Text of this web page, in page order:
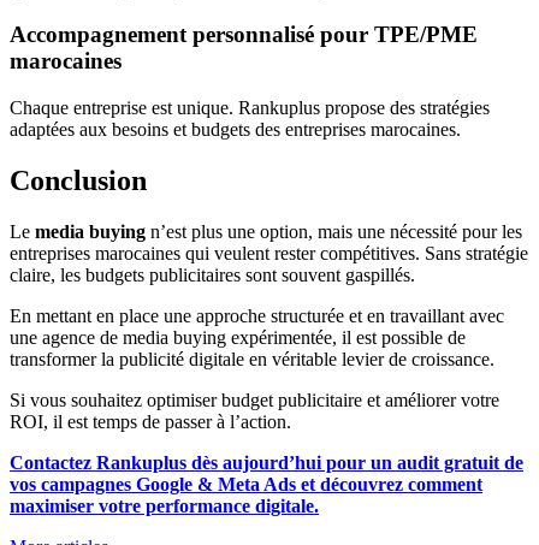
Accompagnement personnalisé pour TPE/PME
marocaines
Chaque entreprise est unique. Rankuplus propose des stratégies
adaptées aux besoins et budgets des entreprises marocaines.
Conclusion
Le media buying n’est plus une option, mais une nécessité pour les
entreprises marocaines qui veulent rester compétitives. Sans stratégie
claire, les budgets publicitaires sont souvent gaspillés.
En mettant en place une approche structurée et en travaillant avec
une agence de media buying expérimentée, il est possible de
transformer la publicité digitale en véritable levier de croissance.
Si vous souhaitez optimiser budget publicitaire et améliorer votre
ROI, il est temps de passer à l’action.
Contactez Rankuplus dès aujourd’hui pour un audit gratuit de
vos campagnes Google & Meta Ads et découvrez comment
maximiser votre performance digitale.